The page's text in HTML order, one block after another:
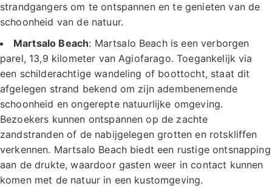
strandgangers om te ontspannen en te genieten van de
schoonheid van de natuur.
Martsalo Beach: Martsalo Beach is een verborgen
parel, 13,9 kilometer van Agiofarago. Toegankelijk via
een schilderachtige wandeling of boottocht, staat dit
afgelegen strand bekend om zijn adembenemende
schoonheid en ongerepte natuurlijke omgeving.
Bezoekers kunnen ontspannen op de zachte
zandstranden of de nabijgelegen grotten en rotskliffen
verkennen. Martsalo Beach biedt een rustige ontsnapping
aan de drukte, waardoor gasten weer in contact kunnen
komen met de natuur in een kustomgeving.